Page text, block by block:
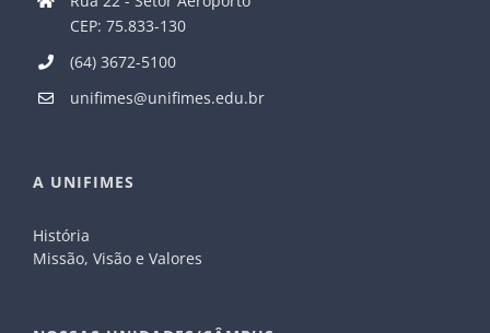
CEP: 75.833-130
(64) 3672-5100
unifimes@unifimes.edu.br
A UNIFIMES
História
Missão, Visão e Valores